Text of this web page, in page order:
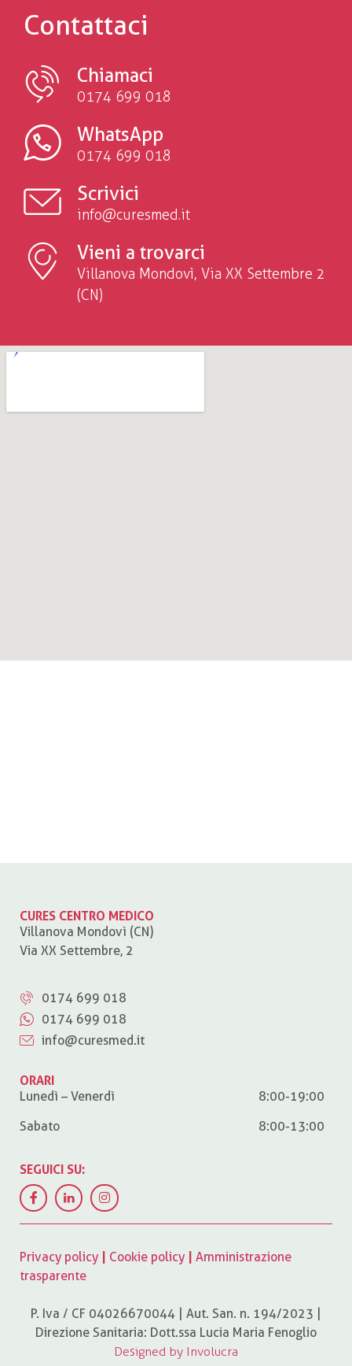
Contattaci
Chiamaci
0174 699 018
WhatsApp
0174 699 018
Scrivici
info@curesmed.it
Vieni a trovarci
Villanova Mondovì, Via XX Settembre 2
(CN)
CURES CENTRO MEDICO
Villanova Mondovì (CN)
Via XX Settembre, 2
0174 699 018
0174 699 018
info@curesmed.it
ORARI
Lunedì – Venerdì
8:00-19:00
Sabato 8:00-13:00
SEGUICI SU:
Privacy policy Cookie policy
Amministrazione
trasparente
P. Iva / CF 04026670044 | Aut. San. n. 194/2023 |
Direzione Sanitaria: Dott.ssa Lucia Maria Fenoglio
Designed by Involucra